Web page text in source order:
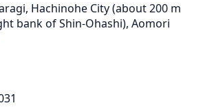
Hachinohe City (about 200 m
bank of Shin-Ohashi), Aomori